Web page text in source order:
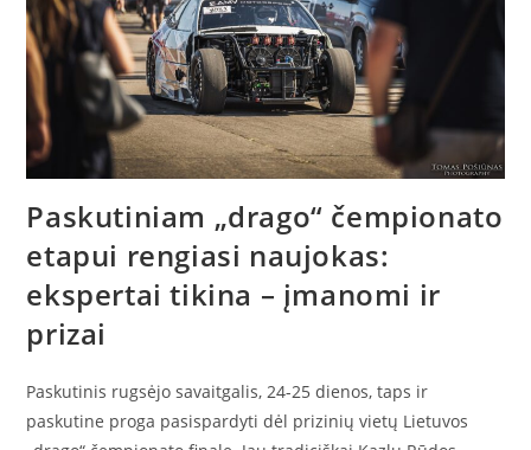
Paskutiniam „drago“ čempionato
etapui rengiasi naujokas:
ekspertai tikina – įmanomi ir
prizai
Paskutinis rugsėjo savaitgalis, 24-25 dienos, taps ir
paskutine proga pasispardyti dėl prizinių vietų Lietuvos